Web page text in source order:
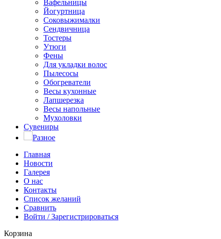
Вафельницы
Йогуртница
Соковыжималки
Сендвичница
Тостеры
Утюги
Фены
Для укладки волос
Пылесосы
Обогреватели
Весы кухонные
Лапшерезка
Весы напольные
Мухоловки
Сувениры
Разное
Главная
Новости
Галерея
О нас
Контакты
Список желаний
Сравнить
Войти / Зарегистрироваться
Корзина